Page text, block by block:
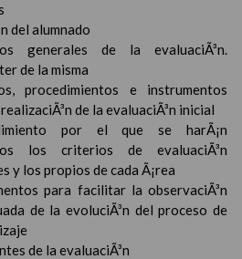
del alumnado
generales de la evaluaciÃ³n.
de la misma
procedimientos e instrumentos
de la evaluaciÃ³n inicial
por el que se harÃ¡n
los criterios de evaluaciÃ³n
y los propios de cada Ã¡rea
para facilitar la observaciÃ³n
de la evoluciÃ³n del proceso de
de la evaluaciÃ³n